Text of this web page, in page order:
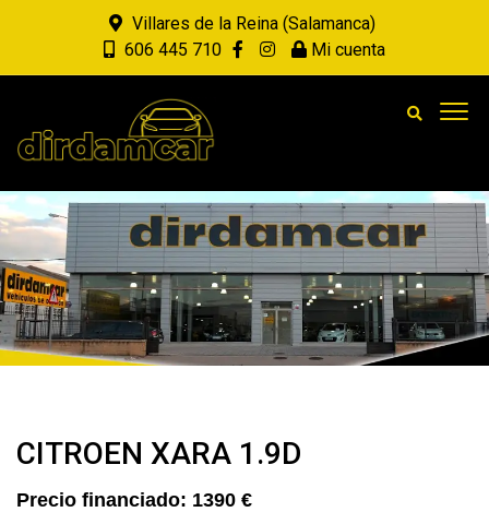
Villares de la Reina (Salamanca)
606 445 710
Mi cuenta
CITROEN XARA 1.9D
1390 €